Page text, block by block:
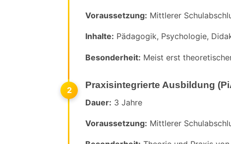
Voraussetzung: Mittlerer
Inhalte: Pädagogik, Psychologie,
Besonderheit: Meist erst
2
Praxisintegrierte Ausbildung
Dauer: 3 Jahre
Voraussetzung: Mittlerer